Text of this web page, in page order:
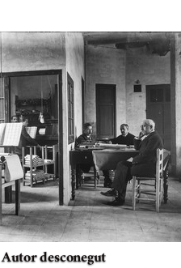
Autor desconegut